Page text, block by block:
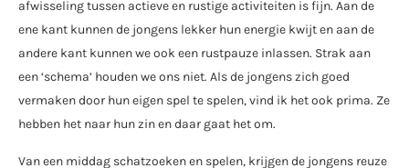
afwisseling tussen actieve en rustige activiteiten is fijn. Aan de
ene kant kunnen de jongens lekker hun energie kwijt en aan de
andere kant kunnen we ook een rustpauze inlassen. Strak aan
een ‘schema’ houden we ons niet. Als de jongens zich goed
vermaken door hun eigen spel te spelen, vind ik het ook prima. Ze
hebben het naar hun zin en daar gaat het om.
Van een middag schatzoeken en spelen, krijgen de jongens reuze